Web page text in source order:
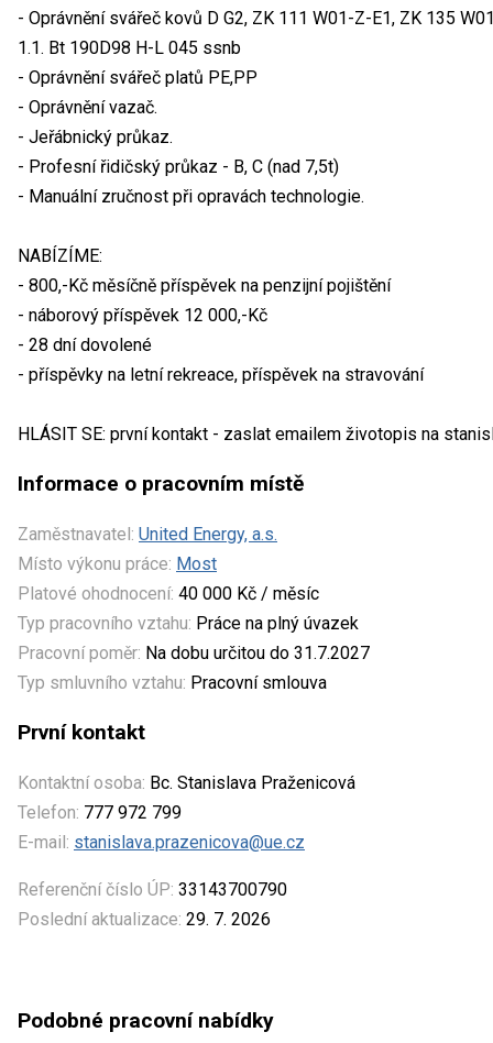
- Oprávnění svářeč kovů D G2, ZK 111 W01-Z-E1, ZK 135
1.1. Bt 190D98 H-L 045 ssnb
- Oprávnění svářeč platů PE,PP
- Oprávnění vazač.
- Jeřábnický průkaz.
- Profesní řidičský průkaz - B, C (nad 7,5t)
- Manuální zručnost při opravách technologie.
NABÍZÍME:
- 800,-Kč měsíčně příspěvek na penzijní pojištění
- náborový příspěvek 12 000,-Kč
- 28 dní dovolené
- příspěvky na letní rekreace, příspěvek na stravování
HLÁSIT SE: první kontakt - zaslat emailem životopis na
Informace o pracovním místě
Zaměstnavatel: United Energy, a.s.
Místo výkonu práce: Most
Platové ohodnocení: 40 000 Kč / měsíc
Typ pracovního vztahu: Práce na plný úvazek
Pracovní poměr: Na dobu určitou do 31.7.2027
Typ smluvního vztahu: Pracovní smlouva
První kontakt
Kontaktní osoba: Bc. Stanislava Praženicová
Telefon: 777 972 799
E-mail: stanislava.prazenicova@ue.cz
Referenční číslo ÚP: 33143700790
Poslední aktualizace: 29. 7. 2026
Podobné pracovní nabídky